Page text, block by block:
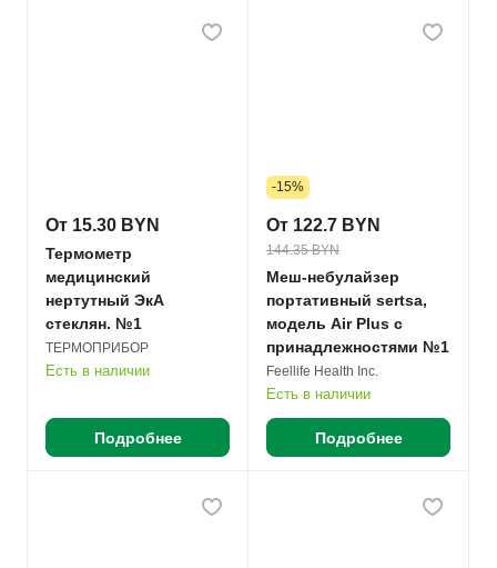
От 15.30 BYN
Термометр
медицинский
нертутный ЭкА
стеклян. №1
ТЕРМОПРИБОР
Есть в наличии
Подробнее
-15%
От 122.7 BYN
144.35 BYN
Меш-небулайзер
портативный sertsa,
модель Air Plus с
принадлежностями №1
Feellife Health Inc.
Есть в наличии
Подробнее